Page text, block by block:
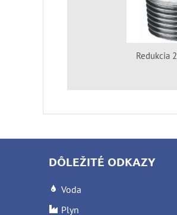
Redukcia
DÔLEŽITÉ ODKAZY
Voda
Plyn